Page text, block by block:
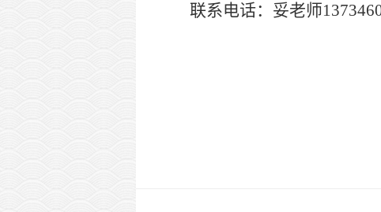
联系电话： 妥老师